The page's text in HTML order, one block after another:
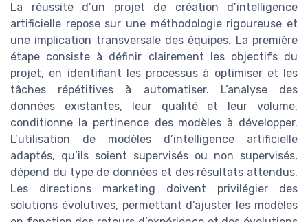
La réussite d’un projet de création d’intelligence
artificielle repose sur une méthodologie rigoureuse et
une implication transversale des équipes. La première
étape consiste à définir clairement les objectifs du
projet, en identifiant les processus à optimiser et les
tâches répétitives à automatiser. L’analyse des
données existantes, leur qualité et leur volume,
conditionne la pertinence des modèles à développer.
L’utilisation de modèles d’intelligence artificielle
adaptés, qu’ils soient supervisés ou non supervisés,
dépend du type de données et des résultats attendus.
Les directions marketing doivent privilégier des
solutions évolutives, permettant d’ajuster les modèles